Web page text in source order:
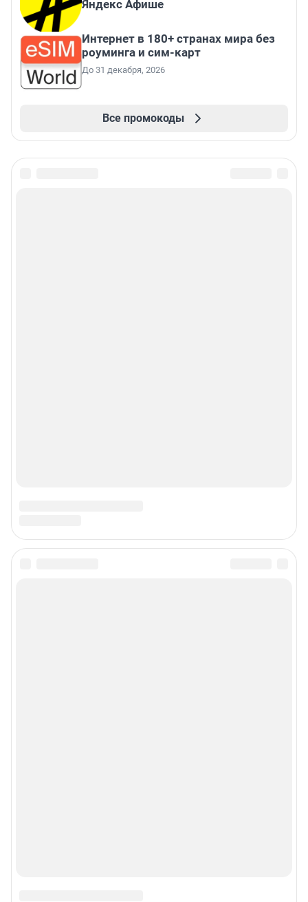
Яндекс Афише
Интернет в 180+ странах мира без
роуминга и сим-карт
До 31 декабря, 2026
Все промокоды